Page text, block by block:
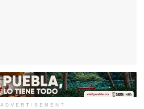
ADVERTISEMENT